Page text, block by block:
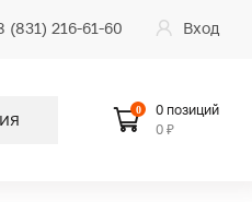
(831) 216-61-60 Вход
0
0 позиций
0 ₽